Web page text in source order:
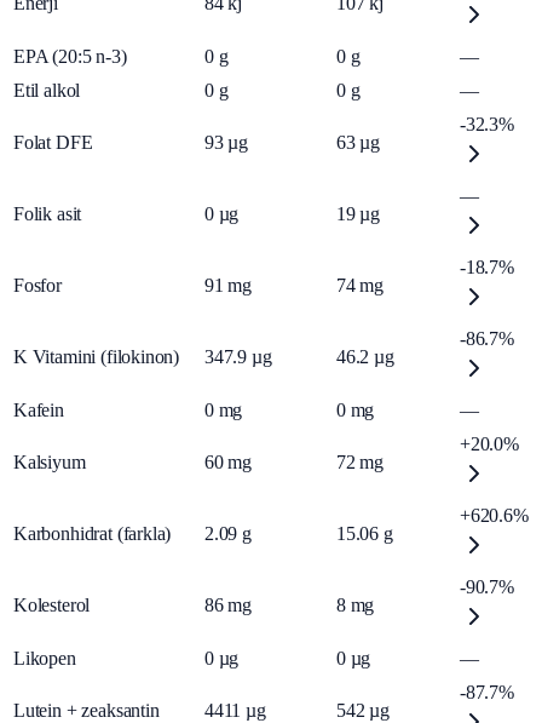
EPA (20:5 n-3) 0 g 0 g
—
Etil alkol
0 g 0 g —
Folat DFE 93 µg 63 µg
-32.3%
Folik asit 0 µg 19 µg
—
Fosfor 91 mg 74 mg
-18.7%
K Vitamini (filokinon) 347.9 µg 46.2 µg
-86.7%
Kafein 0 mg 0 mg —
Kalsiyum 60 mg 72 mg
+20.0%
Karbonhidrat (farkla) 2.09 g 15.06 g
+620.6%
Kolesterol 86 mg 8 mg
-90.7%
Likopen 0 µg 0 µg —
Lutein + zeaksantin 4411 µg 542 µg
-87.7%